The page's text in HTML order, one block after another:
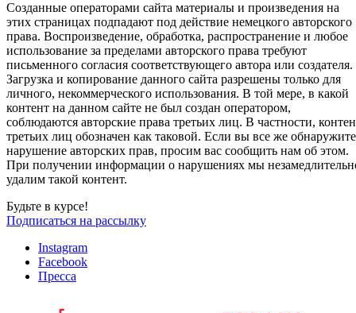
Созданные операторами сайта материалы и произведения на
этих страницах подпадают под действие немецкого авторского
права. Воспроизведение, обработка, распространение и любое
использование за пределами авторского права требуют
письменного согласия соответствующего автора или создателя.
Загрузка и копирование данного сайта разрешены только для
личного, некоммерческого использования. В той мере, в какой
контент на данном сайте не был создан оператором,
соблюдаются авторские права третьих лиц. В частности,
третьих лиц обозначен как таковой. Если вы все же обнаружите
нарушение авторских прав, просим вас сообщить нам об этом.
При получении информации о нарушениях мы
удалим такой контент.
Будьте в курсе!
Подписаться на рассылку
Instagram
Facebook
Пресса